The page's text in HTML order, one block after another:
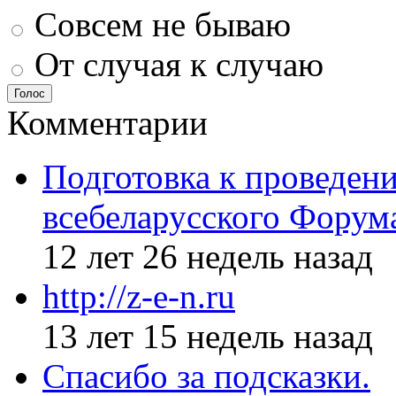
Совсем не бываю
От случая к случаю
Голос
Комментарии
Подготовка к
всебеларусского
12 лет 26 недель назад
http://z-e-n.ru
13 лет 15 недель назад
Спасибо за подсказки.